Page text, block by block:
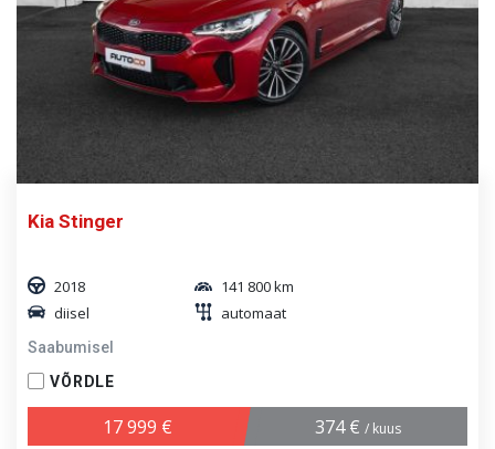
Kia Stinger
2018
141 800 km
diisel
automaat
Saabumisel
VÕRDLE
17 999 € 374 € / kuus